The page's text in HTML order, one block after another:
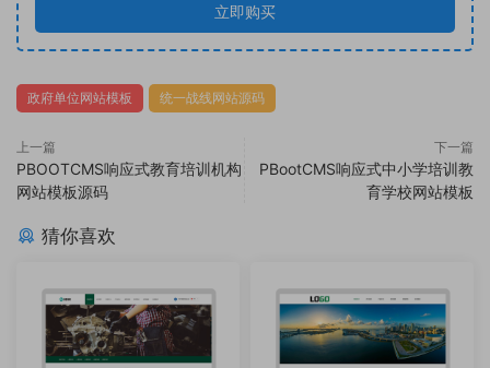
立即购买
政府单位网站模板 统一战线网站源码
上一篇
PBOOTCMS响应式教育培训机构
网站模板源码
下一篇
PBootCMS响应式中小学培训教
育学校网站模板
猜你喜欢